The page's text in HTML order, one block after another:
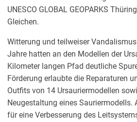
UNESCO GLOBAL GEOPARKS
Gleichen.
Witterung und teilweiser
Jahre hatten an den Modellen der
Kilometer langen Pfad deutliche
Förderung erlaubte die Reparaturen
Outfits von 14 Ursauriermodellen
Neugestaltung eines Sauriermodells.
für eine Verbesserung des